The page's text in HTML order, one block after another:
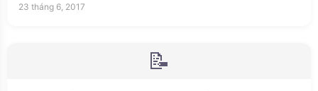
23 tháng 6, 2017
📝